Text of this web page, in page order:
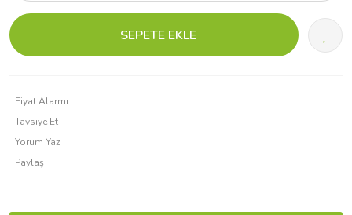
SEPETE EKLE
Fiyat Alarmı
Tavsiye Et
Yorum Yaz
Paylaş